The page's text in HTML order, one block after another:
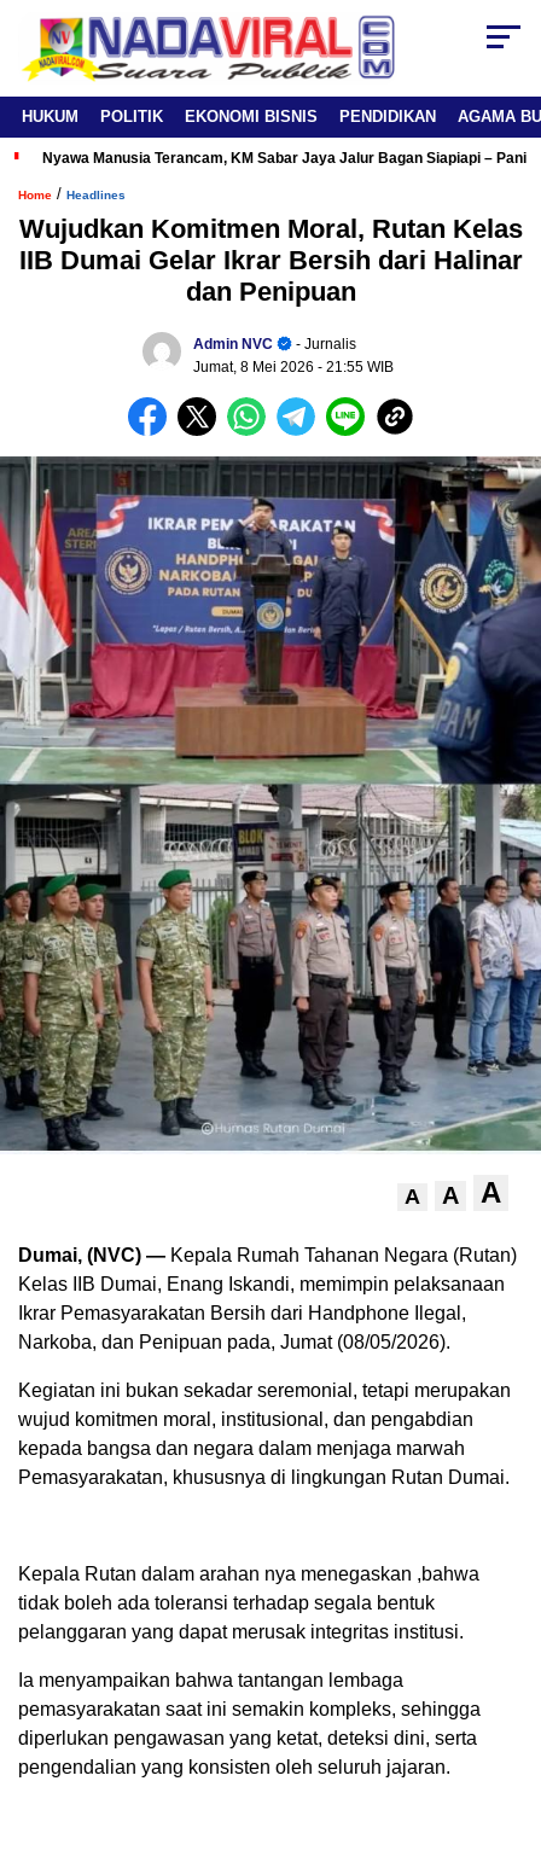
HUKUM POLITIK EKONOMI BISNIS PENDIDIKAN AGAMA
Nyawa Manusia Terancam, KM Sabar Jaya Jalur Bagan Siapiapi –
Home / Headlines
Wujudkan Komitmen Moral, Rutan Kelas
IIB Dumai Gelar Ikrar Bersih dari Halinar
dan Penipuan
Admin NVC
- Jurnalis
Jumat, 8 Mei 2026 - 21:55 WIB
A A A
Dumai, (NVC) — Kepala Rumah Tahanan Negara (Rutan)
Kelas IIB Dumai, Enang Iskandi, memimpin pelaksanaan
Ikrar Pemasyarakatan Bersih dari Handphone Ilegal,
Narkoba, dan Penipuan pada, Jumat (08/05/2026).
Kegiatan ini bukan sekadar seremonial, tetapi merupakan
wujud komitmen moral, institusional, dan pengabdian
kepada bangsa dan negara dalam menjaga marwah
Pemasyarakatan, khususnya di lingkungan Rutan Dumai.
Kepala Rutan dalam arahan nya menegaskan ,bahwa
tidak boleh ada toleransi terhadap segala bentuk
pelanggaran yang dapat merusak integritas institusi.
Ia menyampaikan bahwa tantangan lembaga
pemasyarakatan saat ini semakin kompleks, sehingga
diperlukan pengawasan yang ketat, deteksi dini, serta
pengendalian yang konsisten oleh seluruh jajaran.